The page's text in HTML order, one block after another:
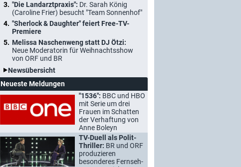
"Die Landarztpraxis": Dr. Sarah König
(Caroline Frier) besucht "Team Sonnenhof"
"Sherlock & Daughter" feiert Free-TV-
Premiere
Melissa Naschenweng statt DJ Ötzi:
Neue Moderatorin für Weihnachtsshow
von ORF und BR
Newsübersicht
Neueste Meldungen
"1536": BBC und HBO
mit Serie um drei
Frauen im Schatten
der Verhaftung von
Anne Boleyn
TV-Duell als Polit-
Thriller: BR und ORF
produzieren
besonderes Fernseh-